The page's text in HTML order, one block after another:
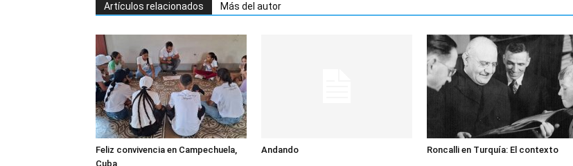
Artículos relacionados Más del autor
Feliz convivencia en Campechuela,
Cuba
Andando Roncalli en Turquía: El contexto